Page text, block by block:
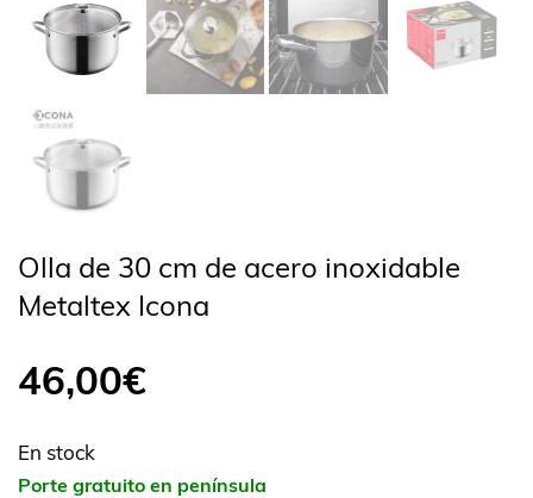
Olla de 30 cm de acero inoxidable
Metaltex Icona
46,00€
En stock
Porte gratuito en península